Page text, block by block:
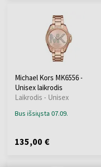
Michael Kors MK6556 -
Unisex laikrodis
Laikrodis - Unisex
Bus išsiųsta 07.09.
135,00 €